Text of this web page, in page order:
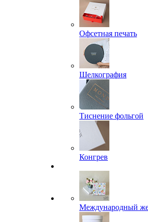
Офсетная печать
Шелкография
Тиснение фольгой
Конгрев
Международный